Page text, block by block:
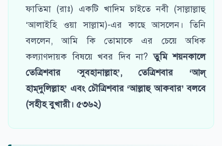
ফাতিমা (রাঃ) একটি খাদিম চাইতে নবী (সাল্লাল্লাহু
‘আলাইহি ওয়া সাল্লাম)-এর কাছে আসলেন। তিনি
বললেন, আমি কি তোমাকে এর চেয়ে অধিক
কল্যাণদায়ক বিষয়ে খবর দিব না?তুমি শয়নকালে
তেত্রিশবার ‘সুবহানাল্লাহ’, তেত্রিশবার ‘আল্‌
হাম্‌দুলিল্লাহ’ এবং চৌত্রিশবার ‘আল্লাহু আকবার’ বলবে
(সহীহ বুখারী। ৫৩৬২)